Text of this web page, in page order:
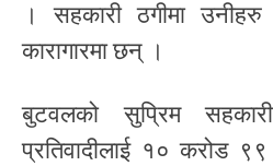
। सहकारी ठगीमा उनीहरु
कारागारमा छन् ।
बुटवलको सुप्रिम
प्रतिवादीलाई १० करोड